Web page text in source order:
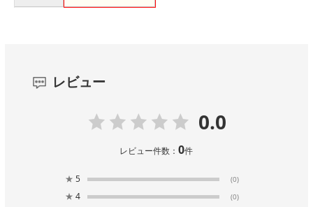
レビュー
0.0
レビュー件数：0件
★ 5 (0)
★ 4 (0)